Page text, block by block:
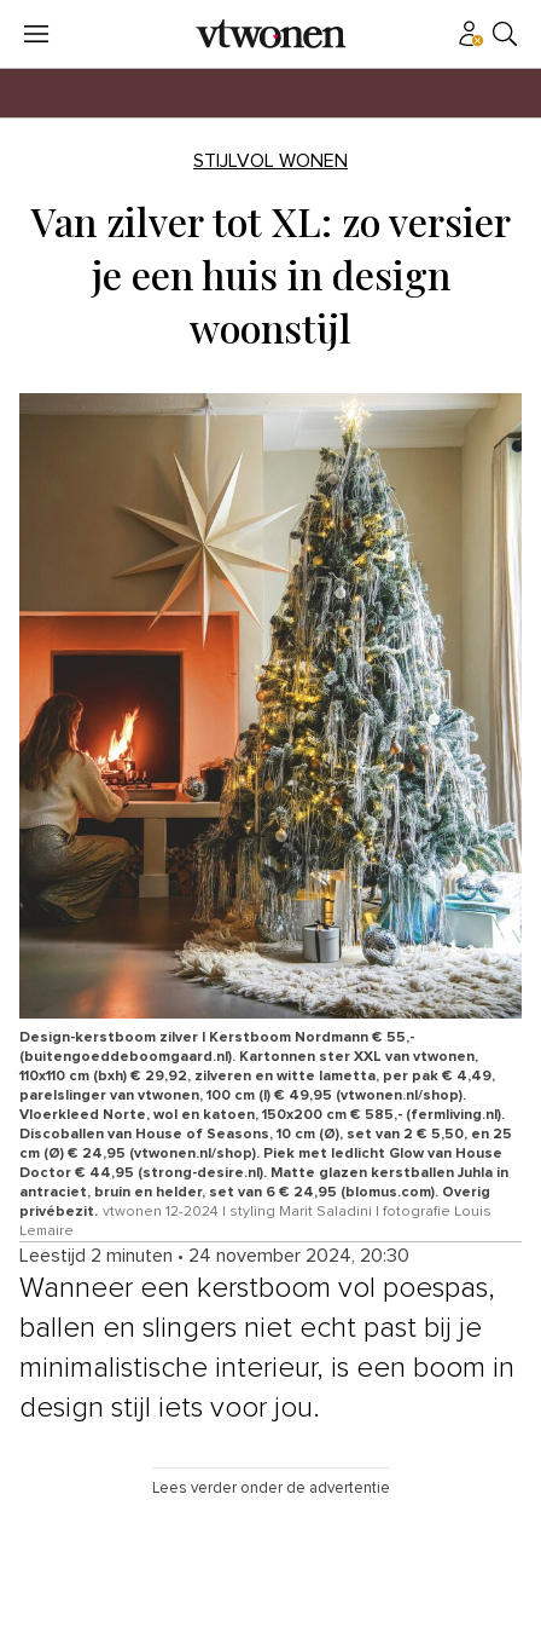
STIJLVOL WONEN
Van zilver tot XL: zo versier
je een huis in design
woonstijl
Design-kerstboom zilver | Kerstboom Nordmann € 55,-
(buitengoeddeboomgaard.nl). Kartonnen ster XXL van vtwonen,
110x110 cm (bxh) € 29,92, zilveren en witte lametta, per pak € 4,49,
parelslinger van vtwonen, 100 cm (l) € 49,95 (vtwonen.nl/shop).
Vloerkleed Norte, wol en katoen, 150x200 cm € 585,- (fermliving.nl).
Discoballen van House of Seasons, 10 cm (Ø), set van 2 € 5,50, en 25
cm (Ø) € 24,95 (vtwonen.nl/shop). Piek met ledlicht Glow van House
Doctor € 44,95 (strong-desire.nl). Matte glazen kerstballen Juhla in
antraciet, bruin en helder, set van 6 € 24,95 (blomus.com). Overig
privébezit. vtwonen 12-2024 | styling Marit Saladini | fotografie Louis
Lemaire
Leestijd 2 minuten • 24 november 2024, 20:30
Wanneer een kerstboom vol poespas,
ballen en slingers niet echt past bij je
minimalistische interieur, is een boom in
design stijl iets voor jou.
Lees verder onder de advertentie